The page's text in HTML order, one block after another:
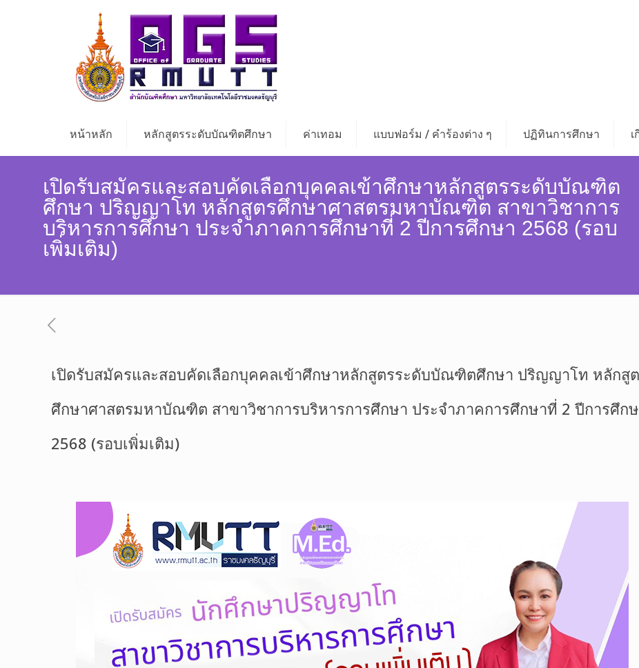
หน้าหลัก หลักสูตรระดับบัณฑิตศึกษา ค่าเทอม แบบฟอร์ม / คำร้องต่าง ๆ ปฏิทินการศึกษา
เปิดรับสมัครและสอบคัดเลือกบุคคลเข้าศึกษาหลักสูตรระดับบัณฑิต
ศึกษา ปริญญาโท หลักสูตรศึกษาศาสตรมหาบัณฑิต สาขาวิชาการ
บริหารการศึกษา ประจำภาคการศึกษาที่ 2 ปีการศึกษา 2568 (รอบ
เพิ่มเติม)
เปิดรับสมัครและสอบคัดเลือกบุคคลเข้าศึกษาหลักสูตรระดับบัณฑิตศึกษา ปริญญาโท หลักสู
ศึกษาศาสตรมหาบัณฑิต สาขาวิชาการบริหารการศึกษา ประจำภาคการศึกษาที่ 2 ปีการศึก
2568 (รอบเพิ่มเติม)